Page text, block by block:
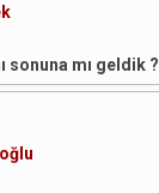
sonuna mı geldik ?